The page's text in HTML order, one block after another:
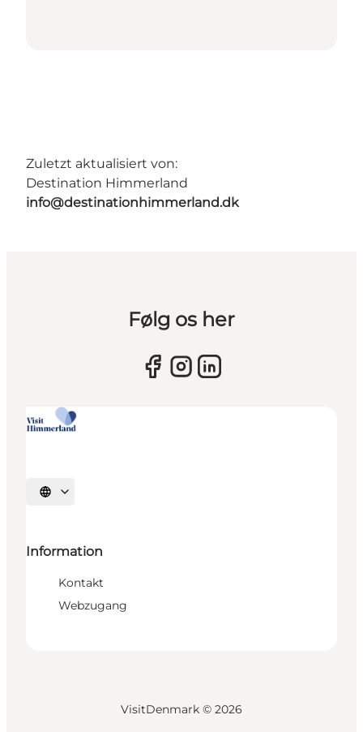
Zuletzt aktualisiert von:
Destination Himmerland
info@destinationhimmerland.dk
Følg os her
Sprache auswählen
Information
Kontakt
Webzugang
VisitDenmark © 2026